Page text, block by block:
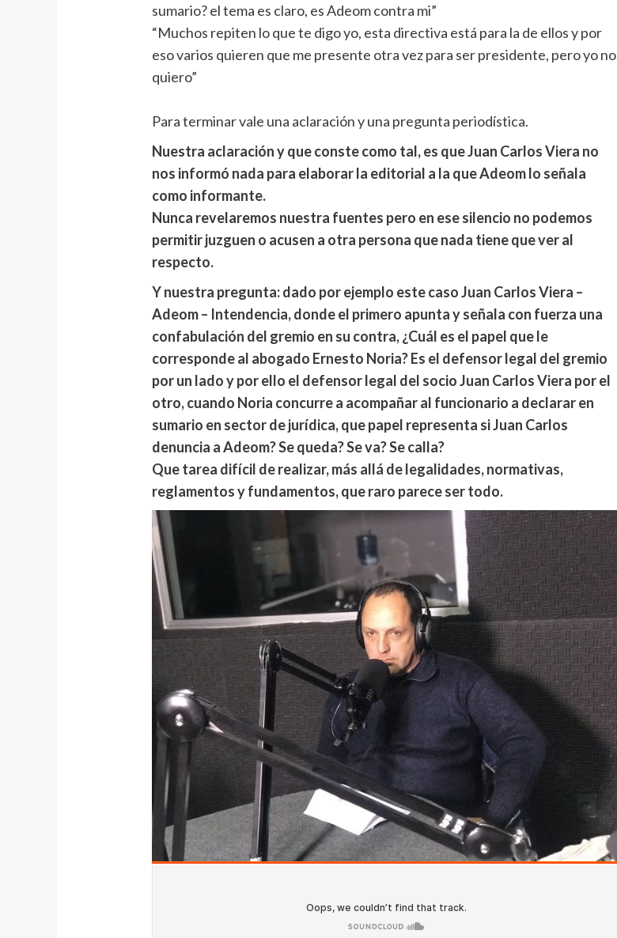
sumario? el tema es claro, es Adeom contra mi”
“Muchos repiten lo que te digo yo, esta directiva está para la de ellos y por
eso varios quieren que me presente otra vez para ser presidente, pero yo no
quiero”
Para terminar vale una aclaración y una pregunta periodística.
Nuestra aclaración y que conste como tal, es que Juan Carlos Viera no
nos informó nada para elaborar la editorial a la que Adeom lo señala
como informante.
Nunca revelaremos nuestra fuentes pero en ese silencio no podemos
permitir juzguen o acusen a otra persona que nada tiene que ver al
respecto.
Y nuestra pregunta: dado por ejemplo este caso Juan Carlos Viera –
Adeom – Intendencia, donde el primero apunta y señala con fuerza una
confabulación del gremio en su contra, ¿Cuál es el papel que le
corresponde al abogado Ernesto Noria? Es el defensor legal del gremio
por un lado y por ello el defensor legal del socio Juan Carlos Viera por el
otro, cuando Noria concurre a acompañar al funcionario a declarar en
sumario en sector de jurídica, que papel representa si Juan Carlos
denuncia a Adeom? Se queda? Se va? Se calla?
Que tarea difícil de realizar, más allá de legalidades, normativas,
reglamentos y fundamentos, que raro parece ser todo.